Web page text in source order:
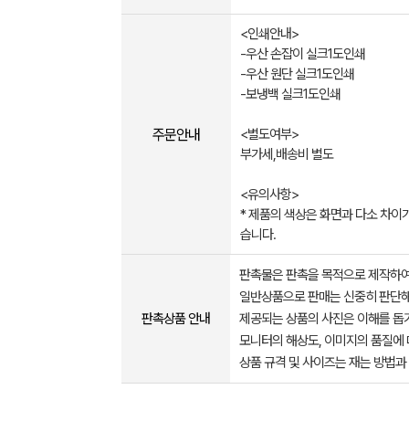
주문안내
<인쇄안내>
-우산 손잡이 실크1도인쇄
-우산 원단 실크1도인쇄
-보냉백 실크1도인쇄
<별도여부>
부가세,배송비 별도
<유의사항>
* 제품의 색상은 화면과 다소 차이
습니다.
판촉상품 안내
판촉물은 판촉을 목적으로 제작하
일반상품으로 판매는 신중히 판단
제공되는 상품의 사진은 이해를
모니터의 해상도, 이미지의 품질
상품 규격 및 사이즈는 재는 방법